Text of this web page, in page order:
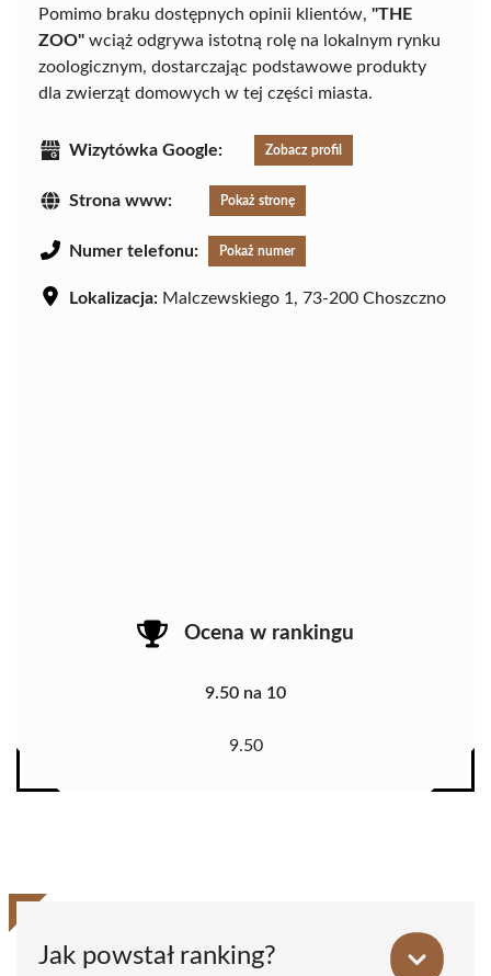
Pomimo braku dostępnych opinii klientów, "THE
ZOO" wciąż odgrywa istotną rolę na lokalnym rynku
zoologicznym, dostarczając podstawowe produkty
dla zwierząt domowych w tej części miasta.
Wizytówka Google: Zobacz profil
Strona www: Pokaż stronę
Numer telefonu: Pokaż numer
Lokalizacja: Malczewskiego 1, 73-200 Choszczno
Ocena w rankingu
9.50 na 10
9.50
Jak powstał ranking?